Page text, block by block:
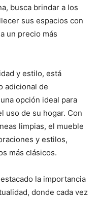
busca brindar a los
sus espacios con
un precio más
y estilo, está
adicional de
opción ideal para
uso de su hogar. Con
limpias, el mueble
y estilos,
más clásicos.
la importancia
donde cada vez